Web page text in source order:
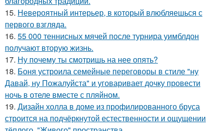
15. Невероятный интерьер, в который влюбляешься с
первого взгляда.
16. 55 000 теннисных мячей после турнира уимблдон
получают вторую жизнь.
17. Ну почему ты смотришь на нее опять?
18. Боня устроила семейные переговоры в стиле "ну
Давай, ну Пожалуйста" и уговаривает дочку провести
ночь в отеле вместе с пляйном.
19. Дизайн холла в доме из профилированного бруса
строится на подчёркнутой естественности и ощущении